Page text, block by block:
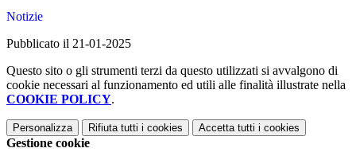
Notizie
Pubblicato il 21-01-2025
Questo sito o gli strumenti terzi da questo utilizzati si avvalgono di
cookie necessari al funzionamento ed utili alle finalità illustrate nella
COOKIE POLICY.
Personalizza Rifiuta tutti i cookies Accetta tutti i cookies
Gestione cookie